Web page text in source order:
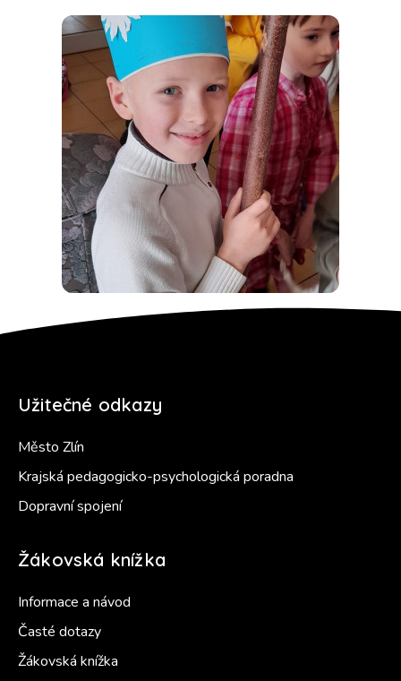
Užitečné odkazy
Město Zlín
Krajská pedagogicko-psychologická poradna
Dopravní spojení
Žákovská knížka
Informace a návod
Časté dotazy
Žákovská knížka